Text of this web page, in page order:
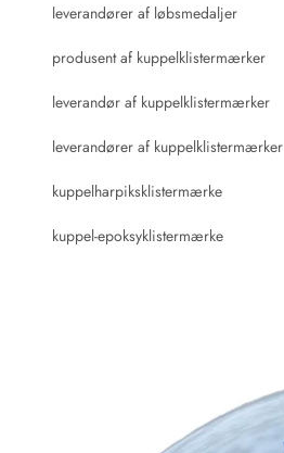
leverandører af løbsmedaljer
produsent af kuppelklistermærker
leverandør af kuppelklistermærker
leverandører af kuppelklistermærker
kuppelharpiksklistermærke
kuppel-epoksyklistermærke